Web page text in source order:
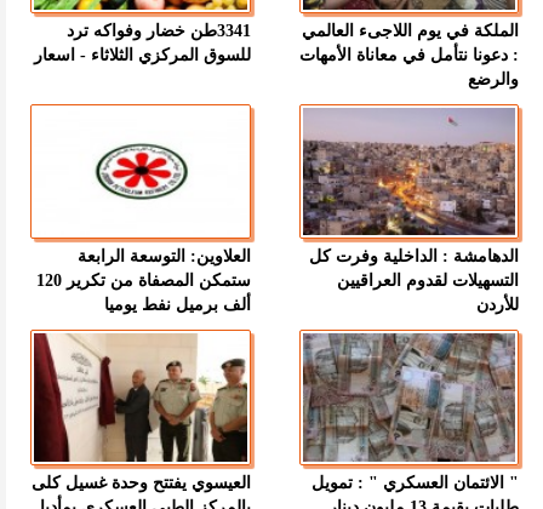
الملكة في يوم اللاجىء العالمي
: دعونا نتأمل في معاناة الأمهات
والرضع
3341طن خضار وفواكه ترد
للسوق المركزي الثلاثاء - اسعار
الدهامشة : الداخلية وفرت كل
التسهيلات لقدوم العراقيين
للأردن
العلاوين: التوسعة الرابعة
ستمكن المصفاة من تكرير 120
ألف برميل نفط يوميا
" الائتمان العسكري " : تمويل
العيسوي يفتتح وحدة غسيل كلى